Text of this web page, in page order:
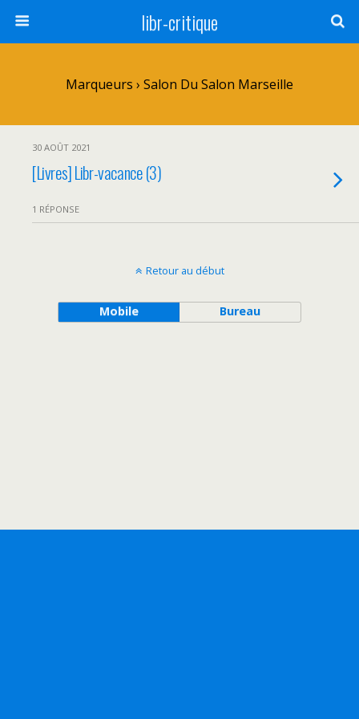
libr-critique
Marqueurs › Salon Du Salon Marseille
30 AOÛT 2021
[Livres] Libr-vacance (3)
1 RÉPONSE
Retour au début
Mobile Bureau